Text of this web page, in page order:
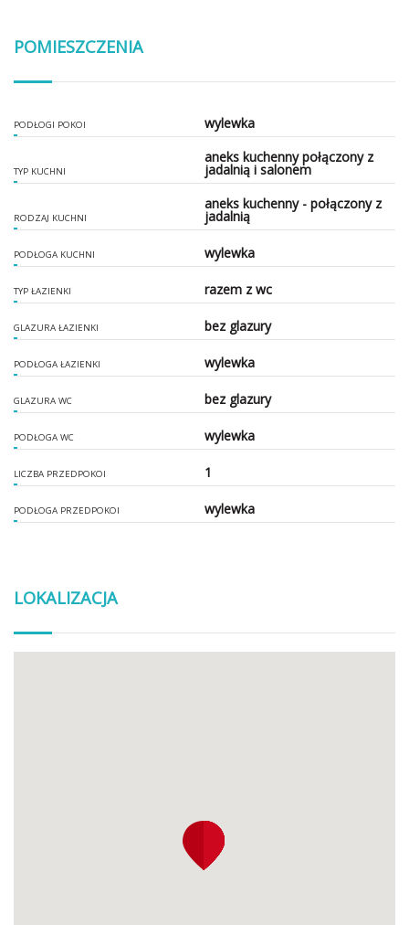
POMIESZCZENIA
PODŁOGI POKOI wylewka
TYP KUCHNI
aneks kuchenny połączony z
jadalnią i salonem
RODZAJ KUCHNI
aneks kuchenny - połączony z
jadalnią
PODŁOGA KUCHNI wylewka
TYP ŁAZIENKI razem z wc
GLAZURA ŁAZIENKI bez glazury
PODŁOGA ŁAZIENKI wylewka
GLAZURA WC bez glazury
PODŁOGA WC wylewka
LICZBA PRZEDPOKOI 1
PODŁOGA PRZEDPOKOI wylewka
LOKALIZACJA